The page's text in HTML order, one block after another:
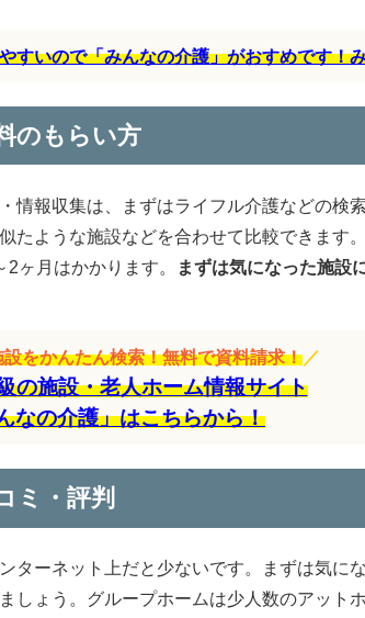
すいので「みんなの介護」がおすめです！
のもらい方
情報収集は、まずはライフル介護などの検
たような施設などを合わせて比較できます
ヶ月はかかります。
まずは気になった施設
をかんたん検索！無料で資料請求！ ／
の施設・老人ホーム情報サイト
なの介護」はこちらから！
ミ・評判
ターネット上だと少ないです。まずは気に
しょう。グループホームは少人数のアット